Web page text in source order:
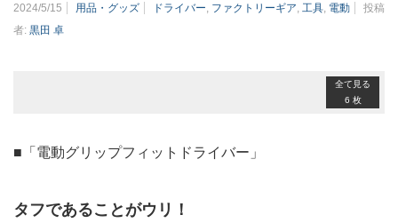
2024/5/15 用品・グッズ ドライバー ファクトリーギア 工具 電動
投稿
者: 黒田 卓
全て見る
6 枚
■「電動グリップフィットドライバー」
タフであることがウリ！